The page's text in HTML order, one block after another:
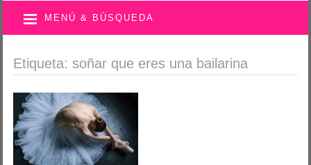
MENÚ & BÚSQUEDA
Etiqueta: soñar que eres una bailarina